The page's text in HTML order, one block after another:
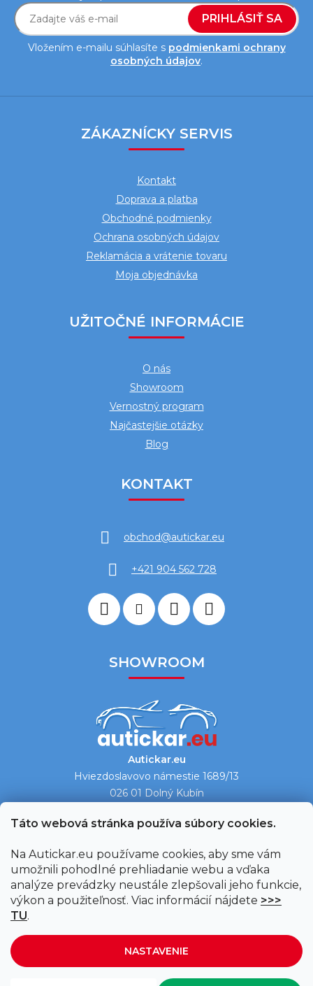
Táto webová stránka používa súbory cookies.
Na Autickar.eu používame cookies, aby sme vám
umožnili pohodlné prehliadanie webu a vďaka
analýze prevádzky neustále zlepšovali jeho funkcie,
výkon a použiteľnosť. Viac informácií nájdete >>>
TU.
NASTAVENIE
Vložením e-mailu súhlasíte s podmienkami ochrany
osobných údajov.
PRIHLÁSIŤ SA
ZÁKAZNÍCKY SERVIS
Kontakt
Doprava a platba
Obchodné podmienky
Ochrana osobných údajov
Reklamácia a vrátenie tovaru
Moja objednávka
UŽITOČNÉ INFORMÁCIE
O nás
Showroom
Vernostný program
Najčastejšie otázky
Blog
KONTAKT
obchod@autickar.eu
+421 904 562 728
SHOWROOM
Autickar.eu
Hviezdoslavovo námestie 1689/13
026 01 Dolný Kubín
Ukázať na mape →